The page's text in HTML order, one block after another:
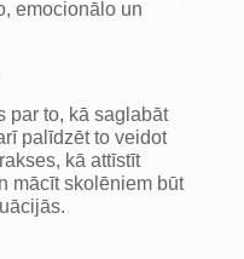
emocionālo un
par to, kā saglabāt
palīdzēt to veidot
kā attīstīt
mācīt skolēniem būt